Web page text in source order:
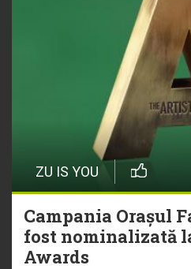
ZU IS YOU
Campania Orașul
fost nominalizată
Awards